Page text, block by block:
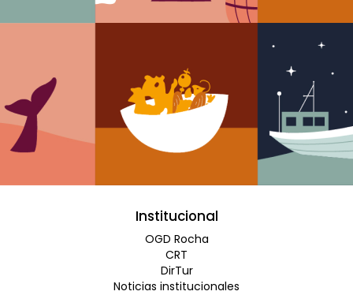
Institucional
OGD Rocha
CRT
DirTur
Noticias institucionales